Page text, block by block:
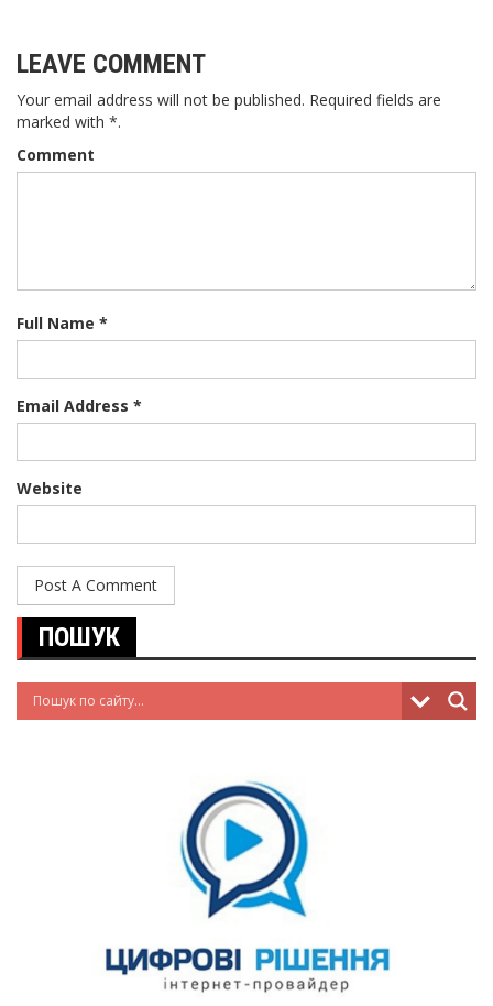
LEAVE COMMENT
Your email address will not be published. Required fields are
marked with *.
Comment
Full Name *
Email Address *
Website
ПОШУК